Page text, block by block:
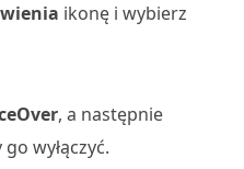
ikonę i wybierz
, a następnie
wyłączyć.